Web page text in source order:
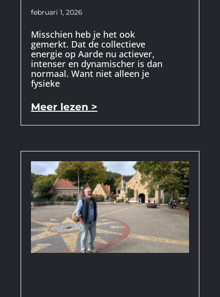
februari 1, 2026
Misschien heb je het ook
gemerkt. Dat de collectieve
energie op Aarde nu actiever,
intenser en dynamischer is dan
normaal. Want niet alleen je
fysieke
Meer lezen >